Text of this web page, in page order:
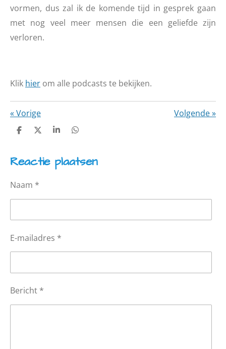
vormen, dus zal ik de komende tijd in gesprek gaan
met nog veel meer mensen die een geliefde zijn
verloren.
Klik hier om alle podcasts te bekijken.
«Vorige Volgende»
D
e
n
D
l
S
r
e
D
e
n
Reactie plaatsen
Naam *
E-mailadres *
Bericht *